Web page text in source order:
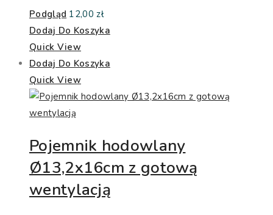
Podgląd 12,00zł
Dodaj Do Koszyka
Quick View
Dodaj Do Koszyka
Quick View
Pojemnik hodowlany
Ø13,2x16cm z gotową
wentylacją